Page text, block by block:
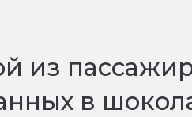
из
в